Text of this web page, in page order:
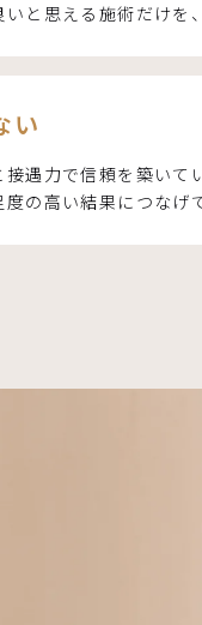
と思える施術だけを
い
遇力で信頼を築い
の高い結果につなげ